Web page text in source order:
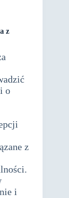
z
o
z
i